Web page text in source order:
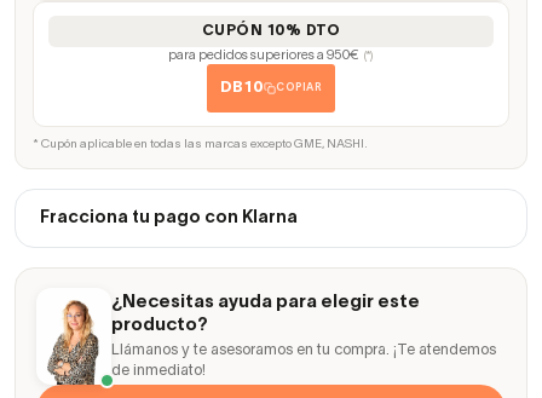
CUPÓN 10% DTO
para pedidos superiores a 950€ (*)
DB10 COPIAR
* Cupón aplicable en todas las marcas excepto GME, NASHI.
Fracciona tu pago con Klarna
¿Necesitas ayuda para elegir este
producto?
Llámanos y te asesoramos en tu compra. ¡Te atendemos
de inmediato!